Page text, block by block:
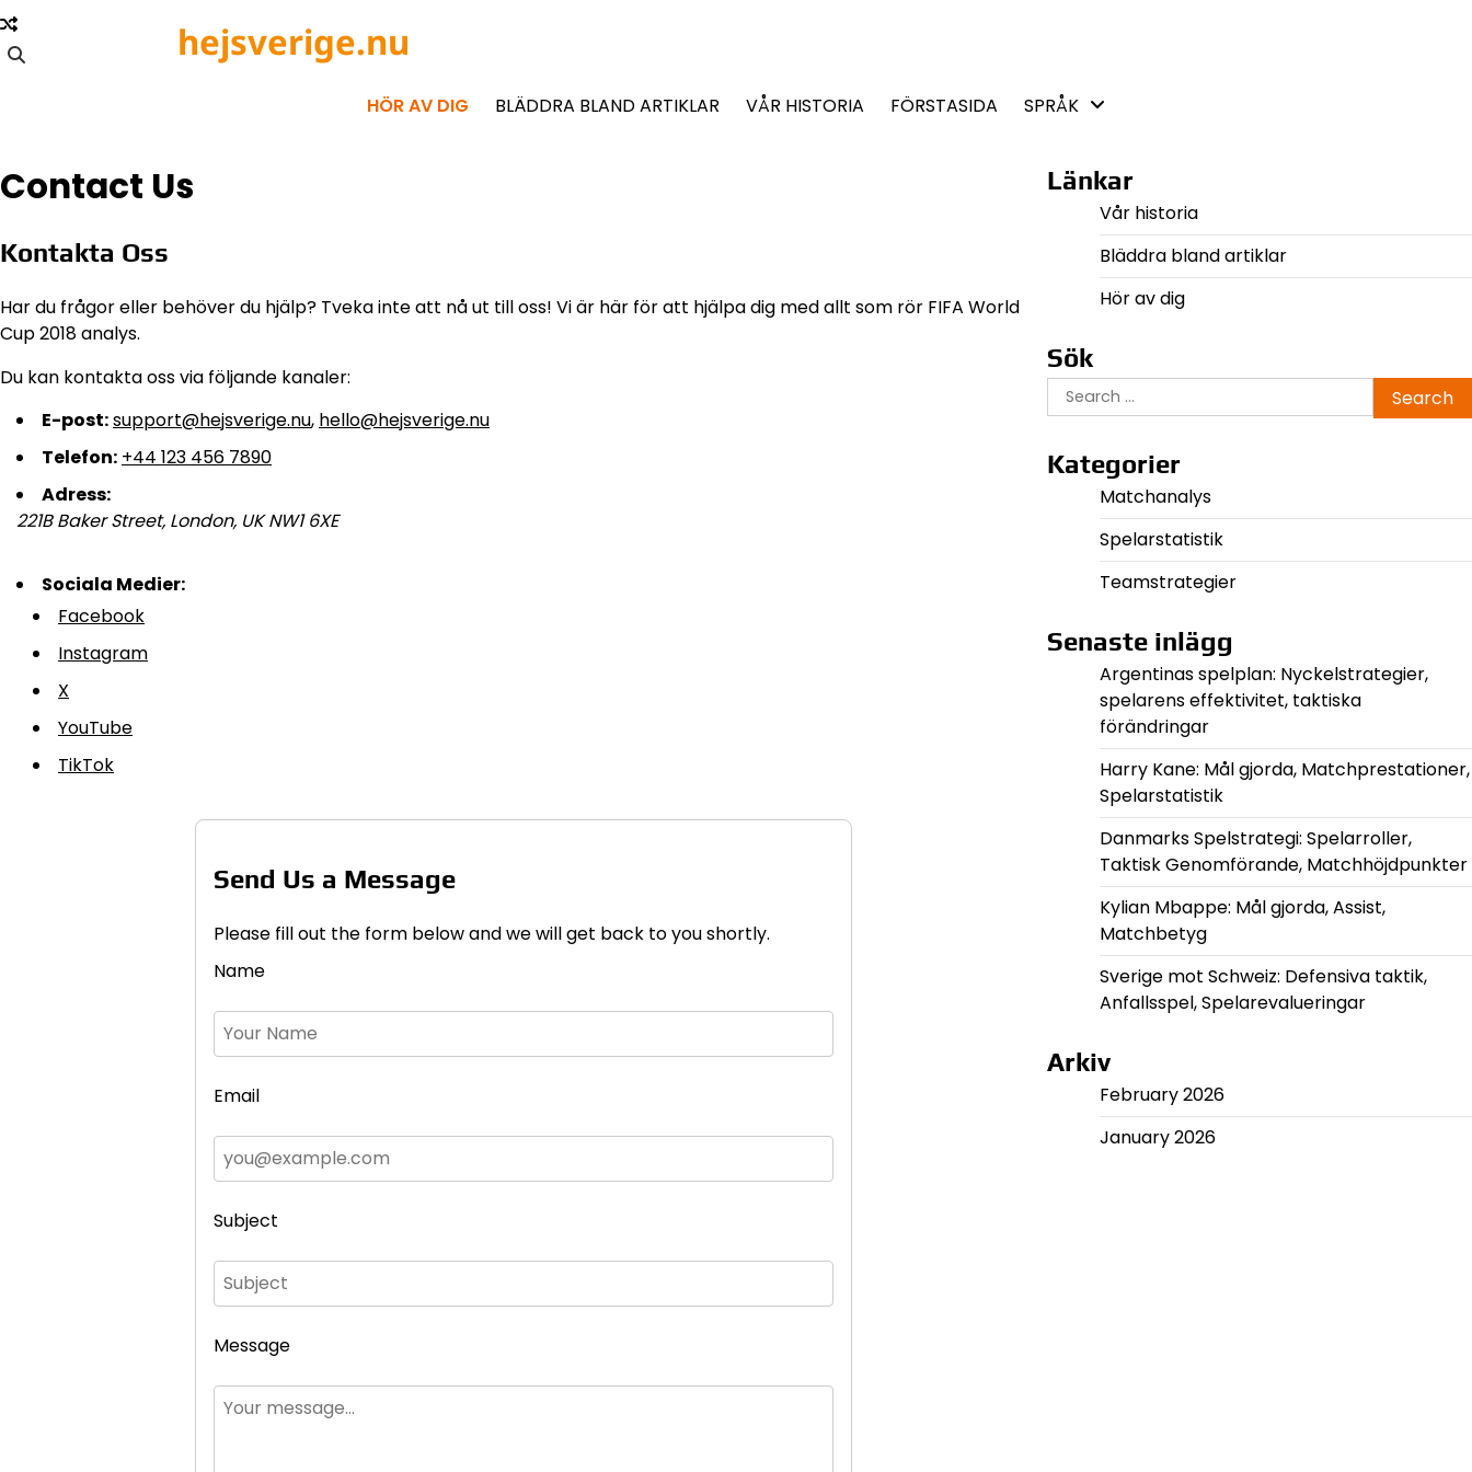
Skip
to
content
hejsverige.nu
HÖR AV DIG BLÄDDRA BLAND ARTIKLAR VÅR HISTORIA FÖRSTASIDA SPRÅK
Contact Us
Kontakta Oss
Har du frågor eller behöver du hjälp? Tveka inte att nå ut till oss! Vi är här för att hjälpa dig med allt som rör FIFA World
Cup 2018 analys.
Du kan kontakta oss via följande kanaler:
E-post:support@hejsverige.nu, hello@hejsverige.nu
Telefon: +44 123 456 7890
Adress:
221B Baker Street, London, UK NW1 6XE
Sociala Medier:
Facebook
Instagram
X
YouTube
TikTok
Send Us a Message
Please fill out the form below and we will get back to you shortly.
Name
Email
Subject
Message
Länkar
Vår historia
Bläddra bland artiklar
Hör av dig
Sök
Search
for:
Kategorier
Matchanalys
Spelarstatistik
Teamstrategier
Senaste inlägg
Argentinas spelplan: Nyckelstrategier,
spelarens effektivitet, taktiska
förändringar
Harry Kane: Mål gjorda, Matchprestationer,
Spelarstatistik
Danmarks Spelstrategi: Spelarroller,
Taktisk Genomförande, Matchhöjdpunkter
Kylian Mbappe: Mål gjorda, Assist,
Matchbetyg
Sverige mot Schweiz: Defensiva taktik,
Anfallsspel, Spelarevalueringar
Arkiv
February 2026
January 2026